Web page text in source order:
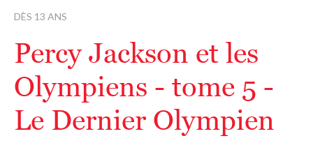
DÈS 13 ANS
Percy Jackson et les
Olympiens - tome 5 -
Le Dernier Olympien